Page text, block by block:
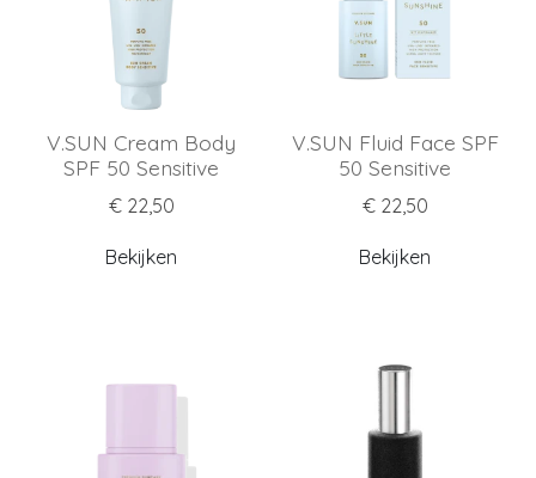
V.SUN Cream Body
SPF 50 Sensitive
€ 22,50
Bekijken
V.SUN Fluid Face SPF
50 Sensitive
€ 22,50
Bekijken